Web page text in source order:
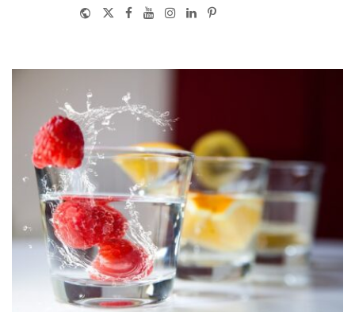
WebsiteTwitter
Facebook
YoutubeInstagram
Linkedin
Pinterest